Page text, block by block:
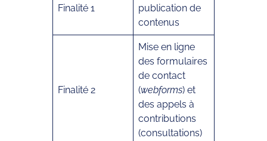
Finalité 1
publication de
contenus
Finalité 2
Mise en ligne
des formulaires
de contact
(webforms) et
des appels à
contributions
(consultations)